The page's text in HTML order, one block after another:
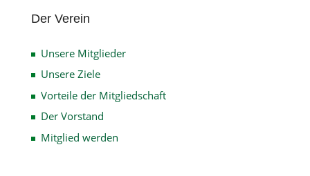
Der Verein
Unsere Mitglieder
Unsere Ziele
Vorteile der Mitgliedschaft
Der Vorstand
Mitglied werden